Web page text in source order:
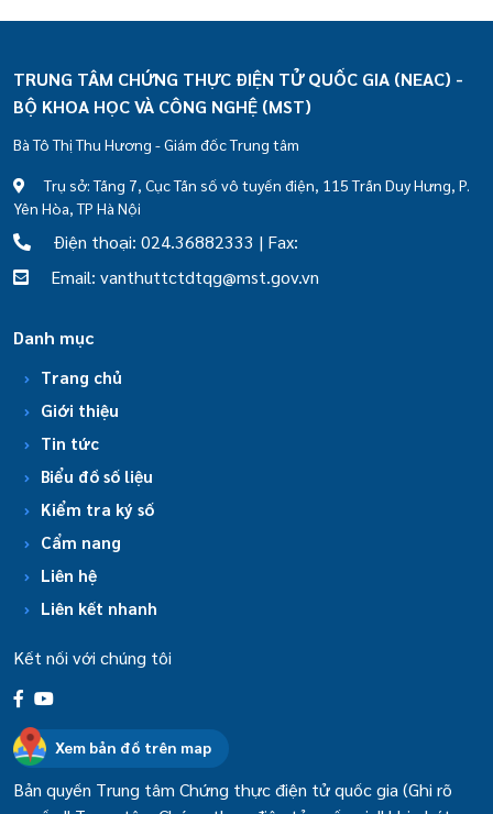
TRUNG TÂM CHỨNG THỰC ĐIỆN TỬ QUỐC GIA (NEAC) -
BỘ KHOA HỌC VÀ CÔNG NGHỆ (MST)
Bà Tô Thị Thu Hương - Giám đốc Trung tâm
Trụ sở: Tầng 7, Cục Tần số vô tuyến điện, 115 Trần Duy Hưng, P.
Yên Hòa, TP Hà Nội
Điện thoại: 024.36882333 | Fax:
Email: vanthuttctdtqg@mst.gov.vn
Danh mục
Trang chủ
Giới thiệu
Tin tức
Biểu đồ số liệu
Kiểm tra ký số
Cẩm nang
Liên hệ
Liên kết nhanh
Kết nối với chúng tôi
Xem bản đồ trên map
Bản quyền Trung tâm Chứng thực điện tử quốc gia (Ghi rõ